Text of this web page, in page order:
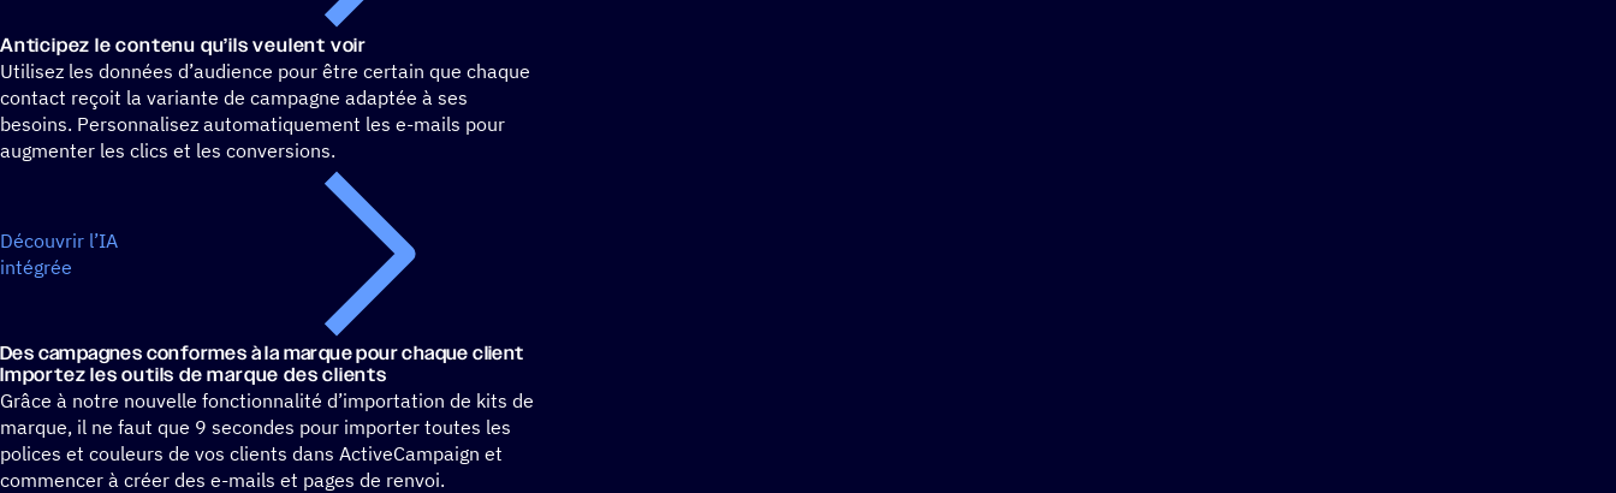
Anti­ci­pez le contenu qu’ils veulent voir
Utilisez les données d’audience pour être certain que chaque
contact reçoit la variante de campagne adaptée à ses
besoins. Personnalisez automatiquement les e-mails pour
augmenter les clics et les conversions.
Découvrir l’IA
intégrée
Des campagnes conformes à la marque pour chaque client
Impor­tez les outils de marque des clients
Grâce à notre nouvelle fonctionnalité d’importation de kits de
marque, il ne faut que 9 secondes pour importer toutes les
polices et couleurs de vos clients dans ActiveCampaign et
commencer à créer des e-mails et pages de renvoi.